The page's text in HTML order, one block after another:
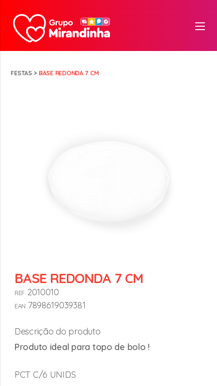
FESTAS> BASE REDONDA 7 CM
BASE REDONDA 7 CM
REF 2010010
EAN 7898619039381
Descrição do produto
Produto ideal para topo de bolo !
PCT C/6 UNIDS